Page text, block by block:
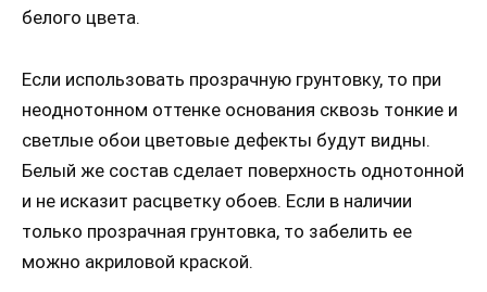
белого цвета.
Если использовать прозрачную грунтовку, то при
неоднотонном оттенке основания сквозь тонкие и
светлые обои цветовые дефекты будут видны.
Белый же состав сделает поверхность однотонной
и не исказит расцветку обоев. Если в наличии
только прозрачная грунтовка, то забелить ее
можно акриловой краской.